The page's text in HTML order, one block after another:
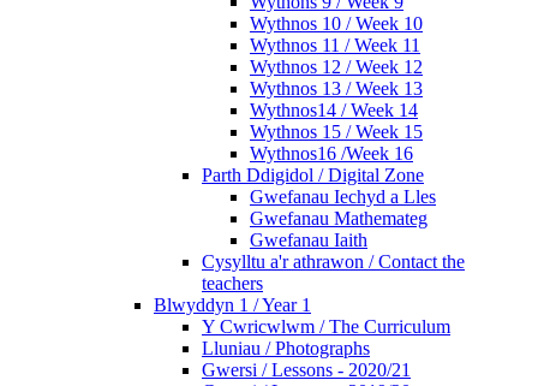
Wythnos 10 / Week 10
Wythnos 11 / Week 11
Wythnos 12 / Week 12
Wythnos 13 / Week 13
Wythnos14 / Week 14
Wythnos 15 / Week 15
Wythnos16 /Week 16
Parth Ddigidol / Digital Zone
Gwefanau Iechyd a Lles
Gwefanau Mathemateg
Gwefanau Iaith
Cysylltu a'r athrawon / Contact the
teachers
Blwyddyn 1 / Year 1
Y Cwricwlwm / The Curriculum
Lluniau / Photographs
Gwersi / Lessons - 2020/21